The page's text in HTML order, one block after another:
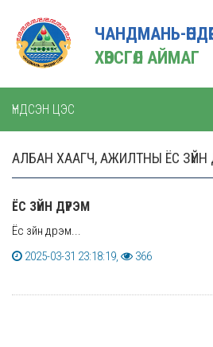
ЧАНДМАНЬ-
ХӨВСГӨЛ АЙМАГ
ҮНДСЭН ЦЭС
АЛБАН ХААГЧ, АЖИЛТНЫ ЁС ЗҮЙН
ЁС ЗҮЙН ДҮРЭМ
Ёс зүйн дүрэм...
2025-03-31 23:18:19,
366